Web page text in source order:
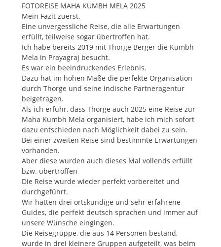
FOTOREISE MAHA KUMBH MELA 2025
Mein Fazit zuerst.
Eine unvergessliche Reise, die alle Erwartungen
erfüllt, teilweise sogar übertroffen hat.
Ich habe bereits 2019 mit Thorge Berger die Kumbh
Mela in Prayagraj besucht.
Es war ein beeindruckendes Erlebnis.
Dazu hat im hohen Maße die perfekte Organisation
durch Thorge und seine indische Partneragentur
beigetragen.
Als ich erfuhr, dass Thorge auch 2025 eine Reise zur
Maha Kumbh Mela organisiert, habe ich mich sofort
dazu entschieden nach Möglichkeit dabei zu sein.
Bei einer zweiten Reise sind bestimmte Erwartungen
vorhanden.
Aber diese wurden auch dieses Mal vollends erfüllt
bzw. übertroffen
Die Reise wurde wieder perfekt vorbereitet und
durchgeführt.
Wir hatten drei ortskundige und sehr erfahrene
Guides, die perfekt deutsch sprachen und immer auf
unsere Wünsche eingingen.
Die Reisegruppe, die aus 14 Personen bestand,
wurde in drei kleinere Gruppen aufgeteilt, was beim